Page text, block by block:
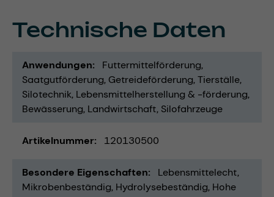
Technische Daten
Anwendungen
Futtermittelförderung
Saatgutförderung Getreideförderung Tierställe
Silotechnik Lebensmittelherstellung & -förderung
Bewässerung Landwirtschaft Silofahrzeuge
Artikelnummer 120130500
Besondere Eigenschaften
Lebensmittelecht
Mikrobenbeständig Hydrolysebeständig Hohe